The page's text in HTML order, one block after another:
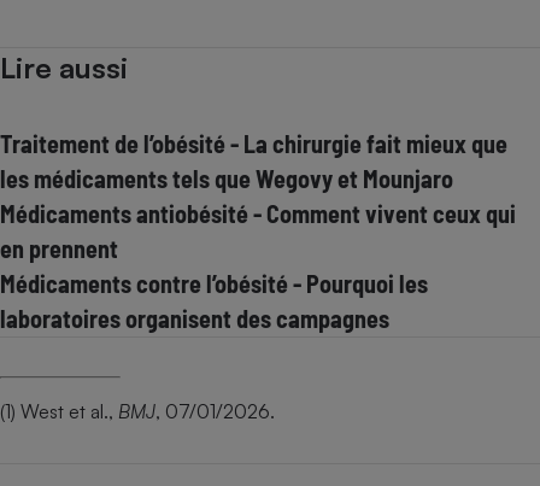
Lire aussi
Traitement de l’obésité - La chirurgie fait mieux que
les médicaments tels que Wegovy et Mounjaro
Médicaments antiobésité - Comment vivent ceux qui
en prennent
Médicaments contre l’obésité - Pourquoi les
laboratoires organisent des campagnes
(1) West et al., BMJ, 07/01/2026.